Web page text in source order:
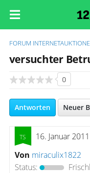
FORUM
versuchter
0
Antworten Neuer
16. Januar
Von miraculix1822
Status: